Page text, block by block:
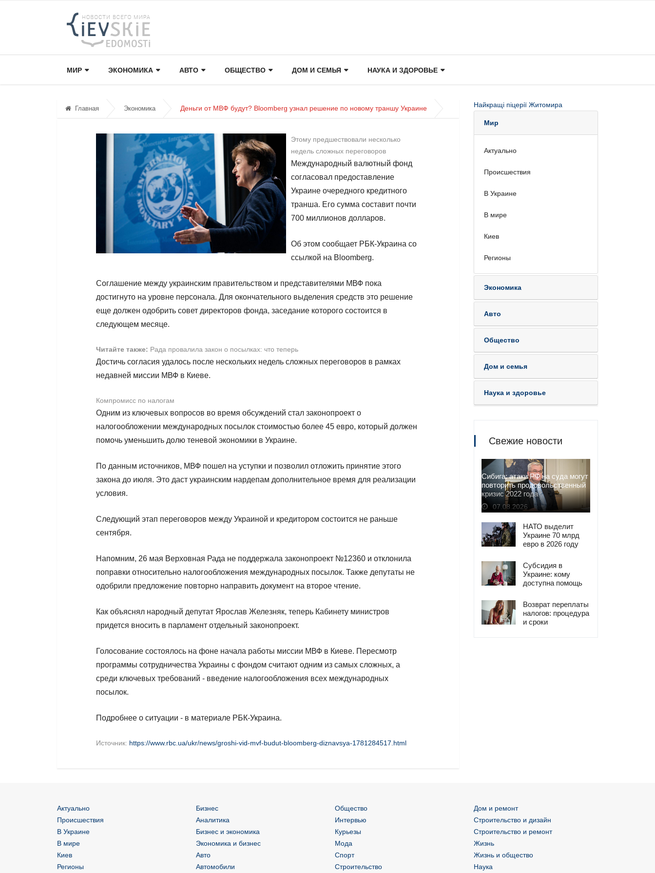
МИР ЭКОНОМИКА АВТО ОБЩЕСТВО ДОМ И СЕМЬЯ НАУКА И ЗДОРОВЬЕ
Главная Экономика Деньги от МВФ будут? Bloomberg узнал решение по новому траншу Украине
Этому предшествовали несколько
недель сложных переговоров
Международный валютный фонд
согласовал предоставление
Украине очередного кредитного
транша. Его сумма составит почти
700 миллионов долларов.
Об этом сообщает РБК-Украина со
ссылкой на Bloomberg.
Соглашение между украинским правительством и представителями МВФ пока
достигнуто на уровне персонала. Для окончательного выделения средств это решение
еще должен одобрить совет директоров фонда, заседание которого состоится в
следующем месяце.
Читайте также: Рада провалила закон о посылках: что теперь
Достичь согласия удалось после нескольких недель сложных переговоров в рамках
недавней миссии МВФ в Киеве.
Компромисс по налогам
Одним из ключевых вопросов во время обсуждений стал законопроект о
налогообложении международных посылок стоимостью более 45 евро, который должен
помочь уменьшить долю теневой экономики в Украине.
По данным источников, МВФ пошел на уступки и позволил отложить принятие этого
закона до июля. Это даст украинским нардепам дополнительное время для реализации
условия.
Следующий этап переговоров между Украиной и кредитором состоится не раньше
сентября.
Напомним, 26 мая Верховная Рада не поддержала законопроект №12360 и отклонила
поправки относительно налогообложения международных посылок. Также депутаты не
одобрили предложение повторно направить документ на второе чтение.
Как объяснял народный депутат Ярослав Железняк, теперь Кабинету министров
придется вносить в парламент отдельный законопроект.
Голосование состоялось на фоне начала работы миссии МВФ в Киеве. Пересмотр
программы сотрудничества Украины с фондом считают одним из самых сложных, а
среди ключевых требований - введение налогообложения всех международных
посылок.
Подробнее о ситуации - в материале РБК-Украина.
Источник: https://www.rbc.ua/ukr/news/groshi-vid-mvf-budut-bloomberg-diznavsya-1781284517.html
Найкращі піцерії Житомира
Мир
Актуально
Происшествия
В Украине
В мире
Киев
Регионы
Экономика
Авто
Общество
Дом и семья
Наука и здоровье
Свежие новости
Сибига: атаки РФ на суда могут
повторить продовольственный
кризис 2022 года
07.08.2026
НАТО выделит
Украине 70 млрд
евро в 2026 году
Субсидия в
Украине: кому
доступна помощь
трудового договора
Возврат переплаты
налогов: процедура
и сроки
Актуально
Происшествия
В Украине
В мире
Киев
Регионы
Бизнес
Аналитика
Бизнес и экономика
Экономика и бизнес
Авто
Автомобили
Общество
Интервью
Курьезы
Мода
Спорт
Строительство
Дом и ремонт
Строительство и дизайн
Строительство и ремонт
Жизнь
Жизнь и общество
Наука